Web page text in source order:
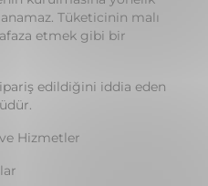
edildiğini iddia eden
Hizmetler
örnek ya da modele